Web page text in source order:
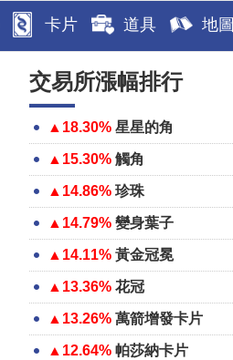
卡片 道具 地圖
交易所漲幅排行
▲18.30% 星星的角
▲15.30% 觸角
▲14.86% 珍珠
▲14.79% 變身葉子
▲14.11% 黃金冠冕
▲13.36% 花冠
▲13.26% 萬箭增發卡片
▲12.64% 帕莎納卡片